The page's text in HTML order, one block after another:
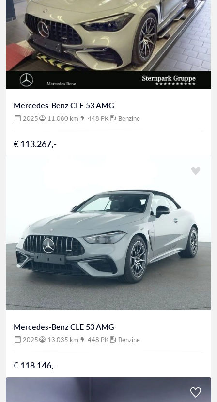
Mercedes-Benz CLE 53 AMG
2025 11.080 km 448 PK Benzine
€ 113.267,-
Mercedes-Benz CLE 53 AMG
2025 13.035 km 448 PK Benzine
€ 118.146,-